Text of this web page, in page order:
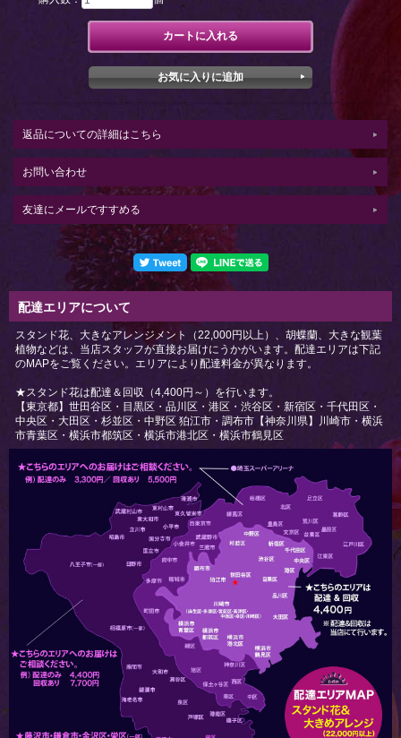
返品についての詳細はこちら
お問い合わせ
友達にメールですすめる
配達エリアについて
スタンド花、大きなアレンジメント（22,000円以上）、胡蝶蘭、大きな観葉
植物などは、当店スタッフが直接お届けにうかがいます。配達エリアは下記
のMAPをご覧ください。エリアにより配達料金が異なります。
★スタンド花は配達＆回収（4,400円～）を行います。
【東京都】世田谷区・目黒区・品川区・港区・渋谷区・新宿区・千代田区・
中央区・大田区・杉並区・中野区 狛江市・調布市【神奈川県】川崎市・横浜
市青葉区・横浜市都筑区・横浜市港北区・横浜市鶴見区